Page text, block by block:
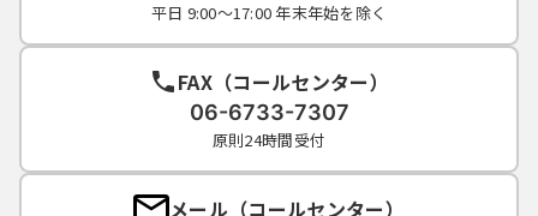
平日 9:00～17:00 年末年始を除く
FAX（コールセンター）
06-6733-7307
原則24時間受付
メール（コールセンター）